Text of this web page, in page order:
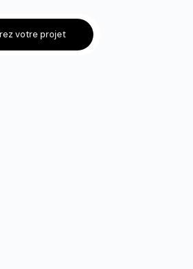
votre projet